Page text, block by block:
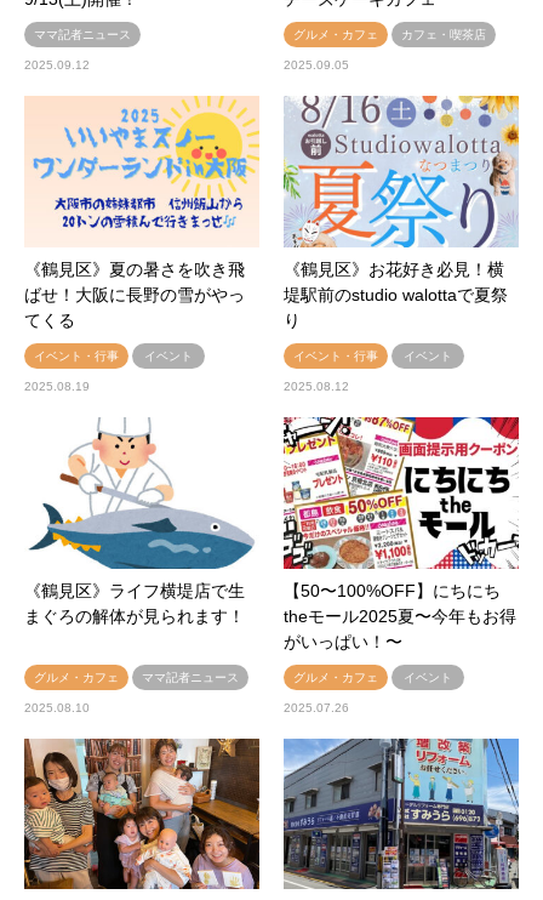
ママ記者ニュース
2025.09.12
グルメ・カフェ カフェ・喫茶店
2025.09.05
《鶴見区》夏の暑さを吹き飛
ばせ！大阪に長野の雪がやっ
てくる
イベント・行事 イベント
2025.08.19
《鶴見区》お花好き必見！横
堤駅前のstudio walottaで夏祭
り
イベント・行事 イベント
2025.08.12
《鶴見区》ライフ横堤店で生
まぐろの解体が見られます！
グルメ・カフェ ママ記者ニュース
2025.08.10
【50〜100%OFF】にちにち
theモール2025夏〜今年もお得
がいっぱい！〜
グルメ・カフェ イベント
2025.07.26